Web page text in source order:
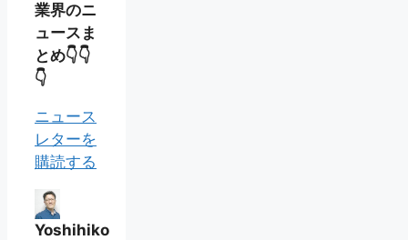
業界のニ
ュースま
とめ👇👇
👇
ニュース
レターを
購読する
Yoshihiko